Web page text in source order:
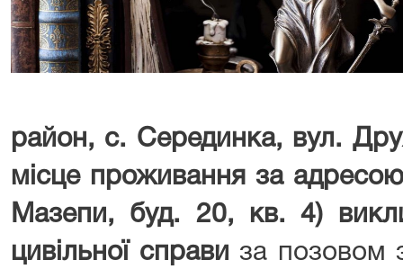
район, с. Серединка, вул.
місце проживання за
Мазепи, буд. 20, кв. 4)
цивільної справи за позовом